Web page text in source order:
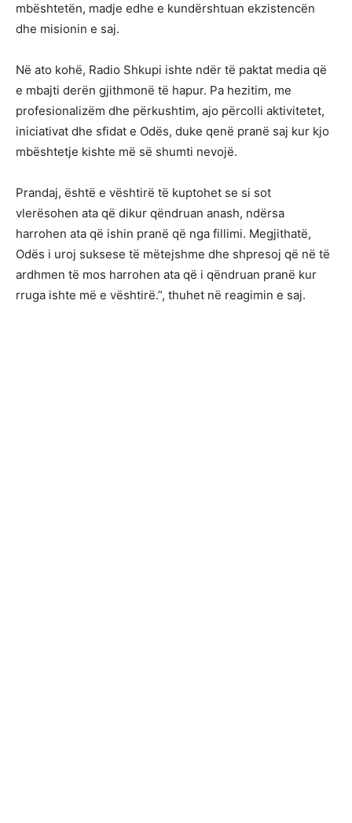
mbështetën, madje edhe e kundërshtuan ekzistencën
dhe misionin e saj.
Në ato kohë, Radio Shkupi ishte ndër të paktat media që
e mbajti derën gjithmonë të hapur. Pa hezitim, me
profesionalizëm dhe përkushtim, ajo përcolli aktivitetet,
iniciativat dhe sfidat e Odës, duke qenë pranë saj kur kjo
mbështetje kishte më së shumti nevojë.
Prandaj, është e vështirë të kuptohet se si sot
vlerësohen ata që dikur qëndruan anash, ndërsa
harrohen ata që ishin pranë që nga fillimi. Megjithatë,
Odës i uroj suksese të mëtejshme dhe shpresoj që në të
ardhmen të mos harrohen ata që i qëndruan pranë kur
rruga ishte më e vështirë.”, thuhet në reagimin e saj.